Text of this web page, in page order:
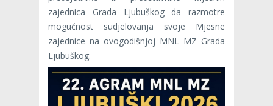
zajednica Grada Ljubuškog da razmotre
mogućnost sudjelovanja svoje Mjesne
zajednice na ovogodišnjoj MNL MZ Grada
Ljubuškog.